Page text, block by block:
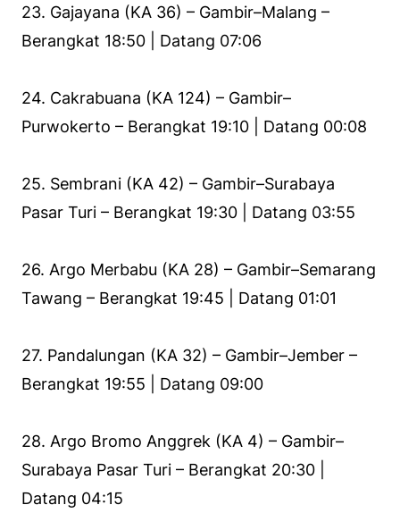
23. Gajayana (KA 36) – Gambir–Malang –
Berangkat 18:50 | Datang 07:06
24. Cakrabuana (KA 124) – Gambir–
Purwokerto – Berangkat 19:10 | Datang 00:08
25. Sembrani (KA 42) – Gambir–Surabaya
Pasar Turi – Berangkat 19:30 | Datang 03:55
26. Argo Merbabu (KA 28) – Gambir–Semarang
Tawang – Berangkat 19:45 | Datang 01:01
27. Pandalungan (KA 32) – Gambir–Jember –
Berangkat 19:55 | Datang 09:00
28. Argo Bromo Anggrek (KA 4) – Gambir–
Surabaya Pasar Turi – Berangkat 20:30 |
Datang 04:15